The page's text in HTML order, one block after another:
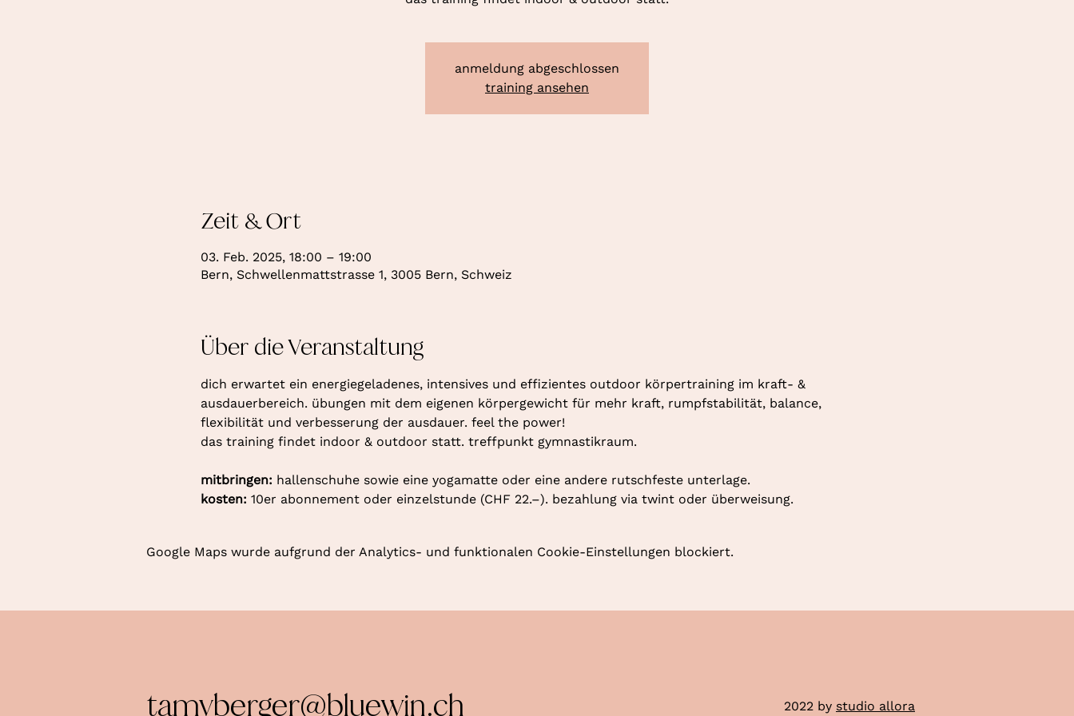
anmeldung abgeschlossen
training ansehen
Zeit & Ort
03. Feb. 2025, 18:00 – 19:00
Bern, Schwellenmattstrasse 1, 3005 Bern, Schweiz
Über die Veranstaltung
dich erwartet ein energiegeladenes, intensives und effizientes outdoor körpertraining im kraft- &
ausdauerbereich. übungen mit dem eigenen körpergewicht für mehr kraft, rumpfstabilität, balance,
flexibilität und verbesserung der ausdauer. feel the power!
das training findet indoor & outdoor statt. treffpunkt gymnastikraum.
mitbringen: hallenschuhe sowie eine yogamatte oder eine andere rutschfeste unterlage.
kosten: 10er abonnement oder einzelstunde (CHF 22.–). bezahlung via twint oder überweisung.
Google Maps wurde aufgrund der Analytics- und funktionalen Cookie-Einstellungen blockiert.
tamyberger@bluewin.ch 2022 by studio allora